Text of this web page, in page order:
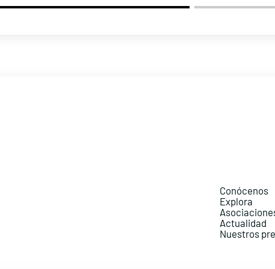
Conócenos
Explora
Actualidad
Nuestros